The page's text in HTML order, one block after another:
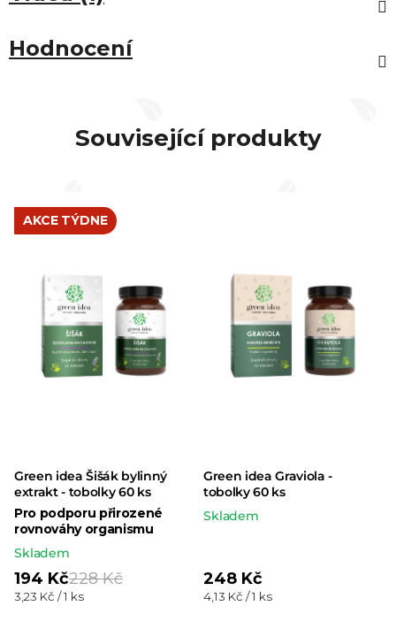
Hodnocení
Související produkty
AKCE TÝDNE
Green idea Šišák bylinný
extrakt - tobolky 60 ks
Pro podporu přirozené
rovnováhy organismu
Skladem
194 Kč228 Kč
Měrná
3,23 Kč / 1 ks
Green idea Graviola -
tobolky 60 ks
Skladem
248 Kč
Měrná
4,13 Kč / 1 ks